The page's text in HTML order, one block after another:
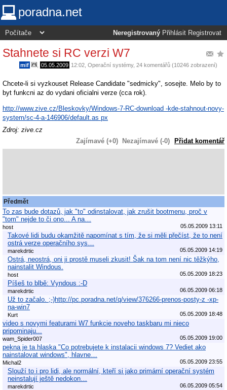
poradna.net
Neregistrovaný Přihlásit Registrovat
Stahnete si RC verzi W7
mif 05.05.2009 12:02 Operační systémy, 24 komentářů (10246 zobrazení)
Chcete-li si vyzkouset Release Candidate "sedmicky", sosejte. Melo by to
byt funkcni az do vydani oficialni verze (cca rok).
http://www.zive.cz/Bleskovky/Windows-7-RC-download -kde-stahnout-novy-
system/sc-4-a-146906/default.as px
Zdroj: zive.cz
Zajímavé (+0)
Nezajímavé (-0) Přidat komentář
Předmět
To zas bude dotazů, jak "to" odinstalovat, jak zrušit bootmenu, proč v
"tom" nejde to či ono... A na…
host 05.05.2009 13:11
Takové lidi budu okamžitě napomínat s tím, že si měli přečíst, že to není
ostrá verze operačního sys…
marekdrtic 05.05.2009 14:19
Ostrá, neostrá, oni ji prostě museli zkusit! Šak na tom není nic těžkýho,
nainstalit Windous.
host 05.05.2009 18:23
Píšeš to blbě: Vyndous :-D
marekdrtic 06.05.2009 06:18
Už to začalo. ;-)http://pc.poradna.net/q/view/376266-prenos-posty-z -xp-
na-win7
Kurt 05.05.2009 18:48
video s novymi featurami W7 funkcie noveho taskbaru mi nieco
pripominaju...
wam_Spider007 05.05.2009 19:00
pekna je ta hlaska "Co potrebujete k instalacii windows 7? Vediet ako
nainstalovat windows", hlavne…
Michal2 05.05.2009 23:55
Slouží to i pro lidi, ale normální, kteří si jako primární operační systém
neinstalují ještě nedokon…
marekdrtic 06.05.2009 05:54